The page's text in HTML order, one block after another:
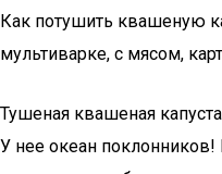
Как потушить квашеную
мультиварке, с мясом,
Тушеная квашеная
У нее океан поклонников!